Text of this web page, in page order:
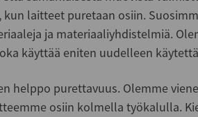
laitteet puretaan osiin.
ja materiaaliyhdistelmiä.
käyttää eniten uudelleen
helppo purettavuus. Olemme
osiin kolmella työkalulla.